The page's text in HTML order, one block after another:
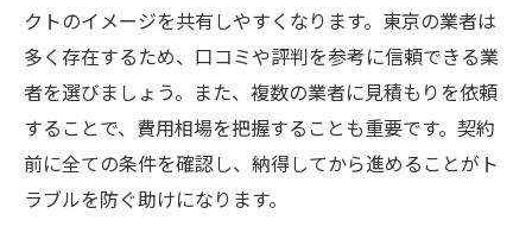
クトのイメージを共有しやすくなります。東京の業者は
多く存在するため、口コミや評判を参考に信頼できる業
者を選びましょう。また、複数の業者に見積もりを依頼
することで、費用相場を把握することも重要です。契約
前に全ての条件を確認し、納得してから進めることがト
ラブルを防ぐ助けになります。